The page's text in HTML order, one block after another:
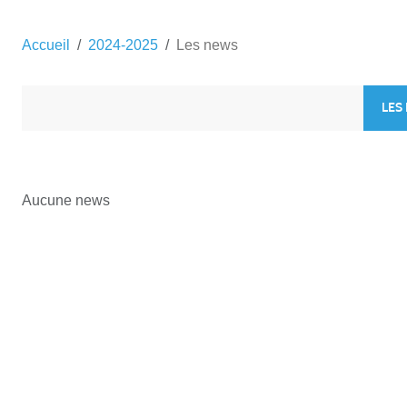
Accueil 2024-2025 Les news
LES
Aucune news